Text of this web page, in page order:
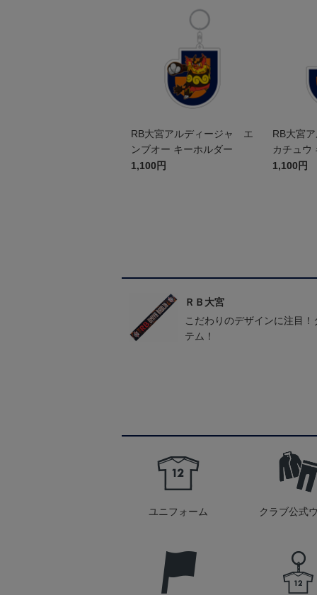
RB大宮アルディージャ エ
ンブオー キーホルダー
1,100円
RB大宮
カチュウ
1,100円
ＲＢ大宮
こだわりのデザインに注目
テム！
ユニフォーム クラブ公式